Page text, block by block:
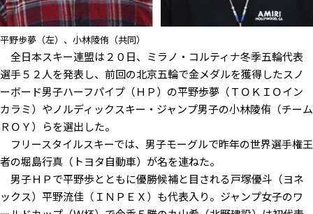
平野歩夢（左）、小林陵侑（共同）
全日本スキー連盟は２０日、ミラノ・コルティナ冬季五輪代表
選手５２人を発表し、前回の北京五輪で金メダルを獲得したスノ
ーボード男子ハーフパイプ（ＨＰ）の平野歩夢（ＴＯＫＩＯイン
カラミ）やノルディックスキー・ジャンプ男子の小林陵侑（チーム
ＲＯＹ）らを選出した。
フリースタイルスキーでは、男子モーグルで昨年の世界選手権王
者の堀島行真（トヨタ自動車）が名を連ねた。
男子ＨＰで平野歩とともに優勝候補と目される戸塚優斗（ヨネ
ックス）平野流佳（ＩＮＰＥＸ）も代表入り。ジャンプ女子のワ